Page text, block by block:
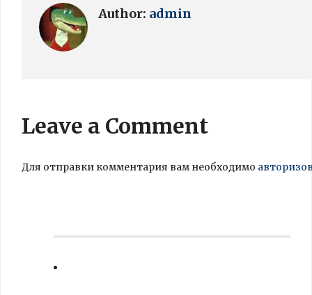
Author: admin
Leave a Comment
Для отправки комментария вам необходимо